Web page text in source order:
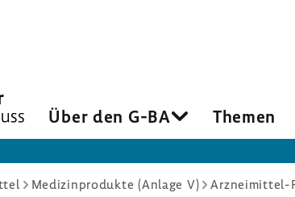
Über den G-BA Themen
Medizinprodukte (Anlage V)